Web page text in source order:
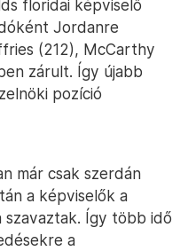
floridai képviselő
Jordanre
(212), McCarthy
zárult. Így újabb
pozíció
már csak szerdán
a képviselők a
Így több idő
a